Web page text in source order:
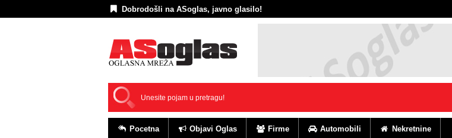
Dobrodošli na ASoglas, javno glasilo!
Pocetna Objavi Oglas Firme Automobili Nekretnine